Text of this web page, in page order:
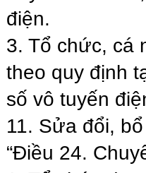
điện.
3. Tổ chức, cá
theo quy định
số vô tuyến
11. Sửa đổi,
“Điều 24.